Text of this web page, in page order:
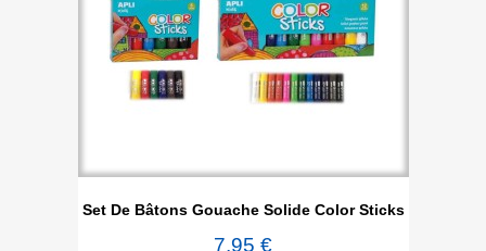
Set De Bâtons Gouache Solide Color Sticks
7,95 €